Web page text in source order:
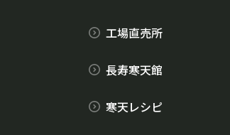
工場直売所
長寿寒天館
寒天レシピ